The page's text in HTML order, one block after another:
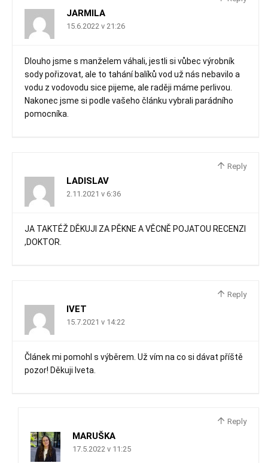
JARMILA
15.6.2022 v 21:26
Dlouho jsme s manželem váhali, jestli si vůbec výrobník
sody pořizovat, ale to tahání balíků vod už nás nebavilo a
vodu z vodovodu sice pijeme, ale raději máme perlivou.
Nakonec jsme si podle vašeho článku vybrali parádního
pomocníka.
Reply
LADISLAV
2.11.2021 v 6:36
JA TAKTÉŽ DĚKUJI ZA PĚKNE A VĚCNĚ POJATOU RECENZI
,DOKTOR.
Reply
IVET
15.7.2021 v 14:22
Článek mi pomohl s výběrem. Už vím na co si dávat příště
pozor! Děkuji Iveta.
Reply
MARUŠKA
17.5.2022 v 11:25